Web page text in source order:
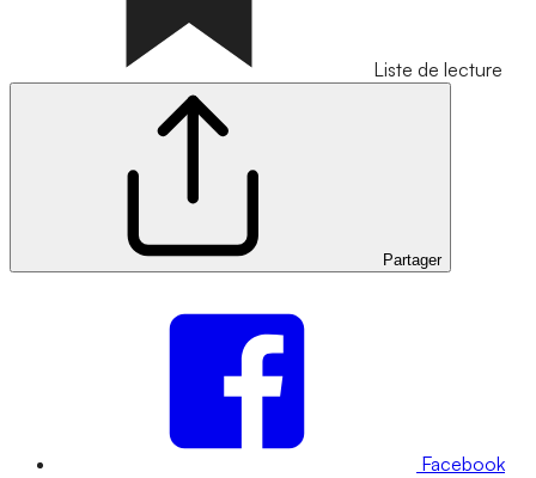
Liste de lecture
Partager
Facebook